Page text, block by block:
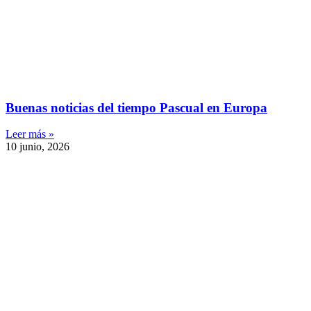
Buenas noticias del tiempo Pascual en Europa
Leer más »
10 junio, 2026